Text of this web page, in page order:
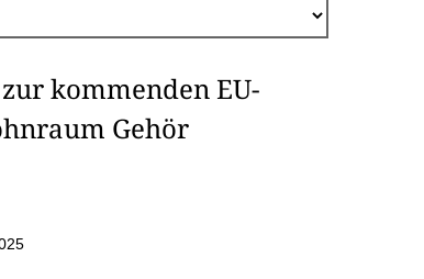
kommenden EU-
Gehör